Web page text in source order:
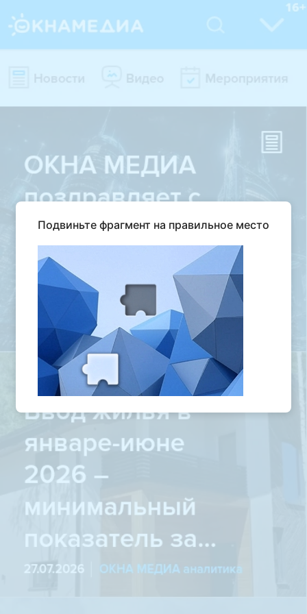
Подвиньте фрагмент на правильное место